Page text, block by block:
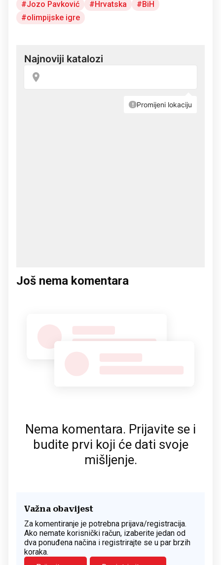
Jozo Pavković Hrvatska
BiH
olimpijske igre
Još nema komentara
Nema komentara. Prijavite se i
budite prvi koji će dati svoje
mišljenje.
Važna obavijest
Za komentiranje je potrebna prijava/registracija.
Ako nemate korisnički račun, izaberite jedan od
dva ponuđena načina i registrirajte se u par brzih
koraka.